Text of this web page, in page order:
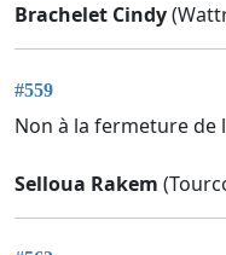
Brachelet Cindy
#559
Non à la fermeture de
Selloua Rakem